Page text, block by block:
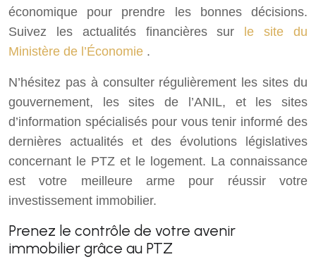
économique pour prendre les bonnes décisions.
Suivez les actualités financières sur le site du
Ministère de l’Économie .
N’hésitez pas à consulter régulièrement les sites du
gouvernement, les sites de l’ANIL, et les sites
d’information spécialisés pour vous tenir informé des
dernières actualités et des évolutions législatives
concernant le PTZ et le logement. La connaissance
est votre meilleure arme pour réussir votre
investissement immobilier.
Prenez le contrôle de votre avenir
immobilier grâce au PTZ